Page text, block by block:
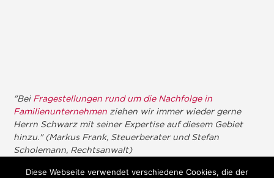
"Bei Fragestellungen rund um die Nachfolge in
Familienunternehmen ziehen wir immer wieder gerne
Herrn Schwarz mit seiner Expertise auf diesem Gebiet
hinzu." (Markus Frank, Steuerberater und Stefan
Scholemann, Rechtsanwalt)
Diese Webseite verwendet verschiedene Cookies, die der